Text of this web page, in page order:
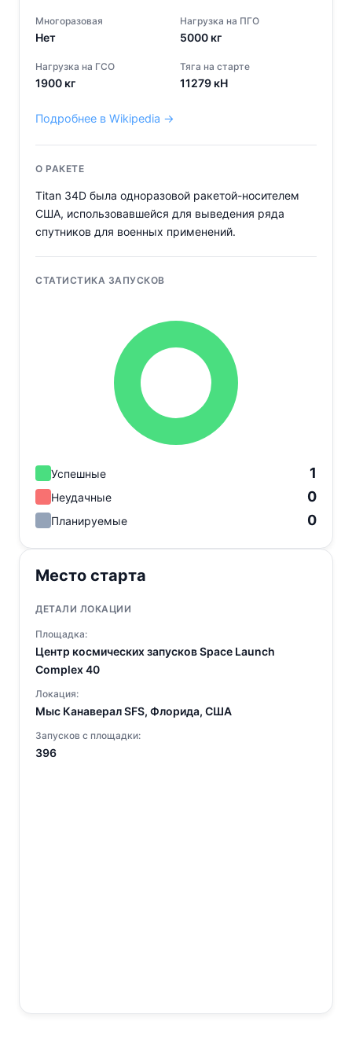
Многоразовая
Нет
Нагрузка на ПГО
5000 кг
Нагрузка на ГСО
1900 кг
Тяга на старте
11279 кН
Подробнее в Wikipedia →
О РАКЕТЕ
Titan 34D была одноразовой ракетой-носителем
США, использовавшейся для выведения ряда
спутников для военных применений.
СТАТИСТИКА ЗАПУСКОВ
Успешные 1
Неудачные 0
Планируемые 0
Место старта
ДЕТАЛИ ЛОКАЦИИ
Площадка:
Центр космических запусков Space Launch
Complex 40
Локация:
Мыс Канаверал SFS, Флорида, США
Запусков с площадки:
396